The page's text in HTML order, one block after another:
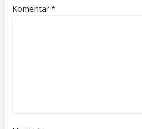
Komentar*